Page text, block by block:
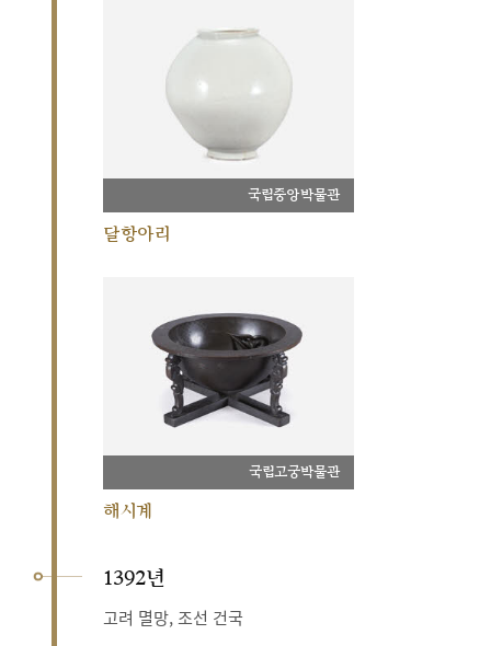
국립중앙박물관
달항아리
국립고궁박물관
해시계
1392년
고려 멸망, 조선 건국